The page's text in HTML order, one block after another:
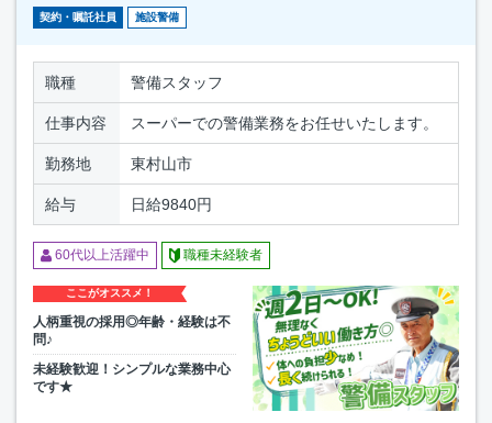
契約・嘱託社員 施設警備
職種 警備スタッフ
仕事内容 スーパーでの警備業務をお任せいたします。
勤務地 東村山市
給与 日給9840円
60代以上活躍中 職種未経験者
ここがオススメ！
人柄重視の採用◎年齢・経験は不
問♪
未経験歓迎！シンプルな業務中心
です★